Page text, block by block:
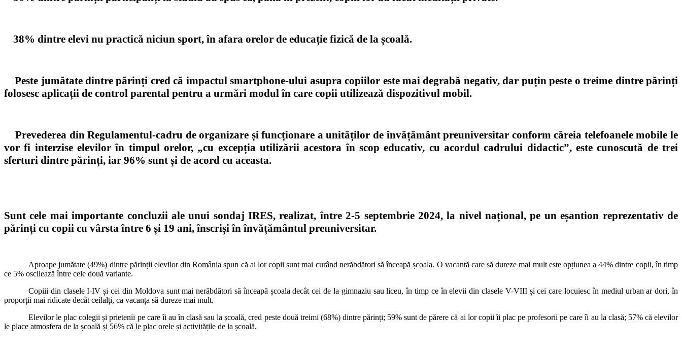
38% dintre elevi nu practică niciun sport, în afara orelor de educație fizică de la școală.
Peste jumătate dintre părinți cred că impactul smartphone-ului asupra copiilor este mai degrabă negativ, dar puțin peste o treime dintre părinți
folosesc aplicații de control parental pentru a urmări modul în care copii utilizează dispozitivul mobil.
Prevederea din Regulamentul-cadru de organizare și funcționare a unităților de învățământ preuniversitar conform căreia telefoanele mobile le
vor fi interzise elevilor în timpul orelor, „cu excepția utilizării acestora în scop educativ, cu acordul cadrului didactic”, este cunoscută de trei
sferturi dintre părinți, iar 96% sunt și de acord cu aceasta.
Sunt cele mai importante concluzii ale unui sondaj IRES, realizat, între 2-5 septembrie 2024, la nivel național, pe un eșantion reprezentativ de
părinți cu copii cu vârsta între 6 și 19 ani, înscriși în învățământul preuniversitar.
Aproape jumătate (49%) dintre părinții elevilor din România spun că ai lor copii sunt mai curând nerăbdători să înceapă școala. O vacanță care să dureze mai mult este opțiunea a 44% dintre copii, în timp
ce 5% oscilează între cele două variante.
Copiii din clasele I-IV și cei din Moldova sunt mai nerăbdători să înceapă școala decât cei de la gimnaziu sau liceu, în timp ce în elevii din clasele V-VIII și cei care locuiesc în mediul urban ar dori, în
proporții mai ridicate decât ceilalți, ca vacanța să dureze mai mult.
Elevilor le plac colegii și prietenii pe care îi au în clasă sau la școală, cred peste două treimi (68%) dintre părinți; 59% sunt de părere că ai lor copii îi plac pe profesorii pe care îi au la clasă; 57% că elevilor
le place atmosfera de la școală și 56% că le plac orele și activitățile de la școală.